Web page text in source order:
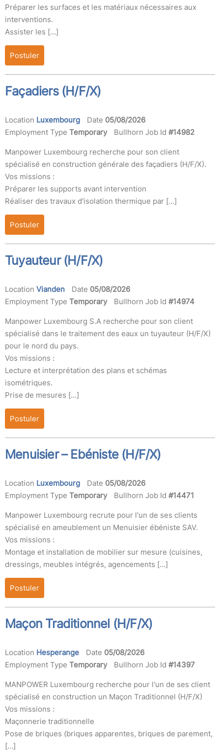
Préparer les surfaces et les matériaux nécessaires aux
interventions.
Assister les […]
Postuler
Façadiers (H/F/X)
Location Luxembourg Date 05/08/2026
Employment Type Temporary Bullhorn Job Id #14982
Manpower Luxembourg recherche pour son client
spécialisé en construction générale des façadiers (H/F/X).
Vos missions :
Préparer les supports avant intervention
Réaliser des travaux d'isolation thermique par […]
Postuler
Tuyauteur (H/F/X)
Location Vianden Date 05/08/2026
Employment Type Temporary Bullhorn Job Id #14974
Manpower Luxembourg S.A recherche pour son client
spécialisé dans le traitement des eaux un tuyauteur (H/F/X)
pour le nord du pays.
Vos missions :
Lecture et interprétation des plans et schémas
isométriques.
Prise de mesures […]
Postuler
Menuisier – Ebéniste (H/F/X)
Location Luxembourg Date 05/08/2026
Employment Type Temporary Bullhorn Job Id #14471
Manpower Luxembourg recrute pour l'un de ses clients
spécialisé en ameublement un Menuisier ébéniste SAV.
Vos missions :
Montage et installation de mobilier sur mesure (cuisines,
dressings, meubles intégrés, agencements […]
Postuler
Maçon Traditionnel (H/F/X)
Location Hesperange Date 05/08/2026
Employment Type Temporary Bullhorn Job Id #14397
MANPOWER Luxembourg recherche pour l'un de ses client
spécialisé en construction un Maçon Traditionnel (H/F/X)
Vos missions :
Maçonnerie traditionnelle
Pose de briques (briques apparentes, briques de parement,
[…]